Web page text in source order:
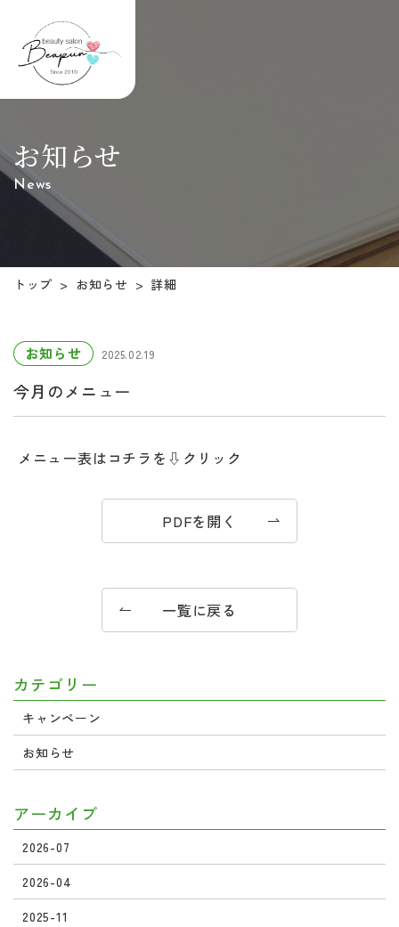
お知らせ
News
トップ > お知らせ > 詳細
お知らせ 2025.02.19
今月のメニュー
メニュー表はコチラを⇩クリック
PDFを開く
一覧に戻る
カテゴリー
キャンペーン
お知らせ
アーカイブ
2026-07
2026-04
2025-11